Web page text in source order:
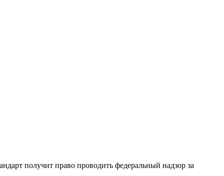
получит право проводить федеральный надзор за